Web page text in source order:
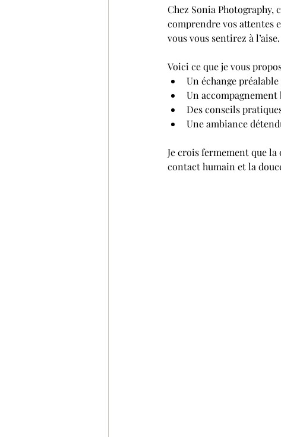
Chez Sonia Photography,
comprendre vos attentes
vous vous sentirez à l’aise.
Voici ce que je vous
Un échange
Un
Des conseils
Une ambiance
Je crois fermement que
contact humain et la